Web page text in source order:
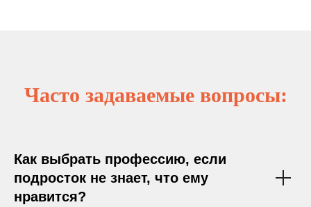
Часто задаваемые вопросы:
Как выбрать профессию, если
подросток не знает, что ему
нравится?